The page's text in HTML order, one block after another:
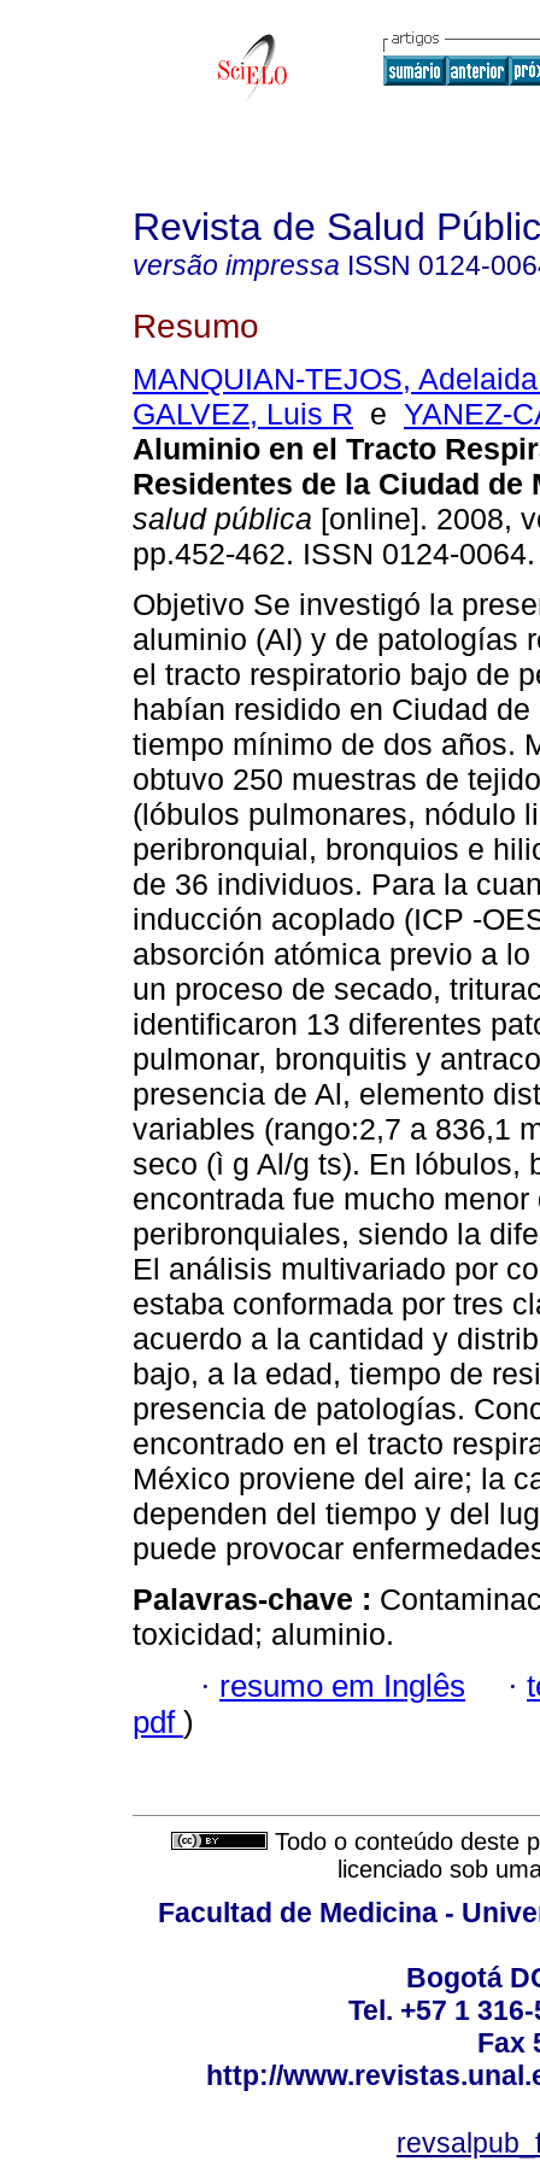
Revista de Salud
versão impressa ISSN 0124-
Resumo
MANQUIAN-TEJOS,
GALVEZ, Luis R e YANEZ-
Aluminio en el Tracto
Residentes de la Ciudad de
salud pública [online]. 2008,
pp.452-462. ISSN 0124-0064.
Objetivo Se investigó la
aluminio (Al) y de patologías
el tracto respiratorio bajo de
habían residido en Ciudad
tiempo mínimo de dos años.
obtuvo 250 muestras de
(lóbulos pulmonares, nódulo
peribronquial, bronquios e
de 36 individuos. Para la
inducción acoplado (ICP -
absorción atómica previo a
un proceso de secado,
identificaron 13 diferentes
pulmonar, bronquitis y
presencia de Al, elemento
variables (rango:2,7 a 836,1
seco (ì g Al/g ts). En lóbulos,
encontrada fue mucho
peribronquiales, siendo la
El análisis multivariado por
estaba conformada por tres
acuerdo a la cantidad y
bajo, a la edad, tiempo de
presencia de patologías.
encontrado en el tracto
México proviene del aire; la
dependen del tiempo y del
puede provocar
Palavras-chave :
toxicidad; aluminio.
· resumo em Inglês ·
pdf )
Todo o conteúdo deste
licenciado sob
Facultad de Medicina -
Bogotá
Tel. +57 1
Fax
http://